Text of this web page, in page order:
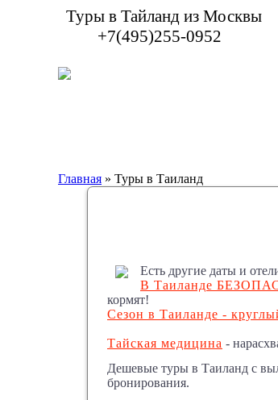
Туры в Тайланд из Москвы
+7(495)255-0952
Главная » Туры в Таиланд
Есть другие даты и
В Таиланде
кормят!
Сезон в Таиланде -
Тайская медицина -
Дешевые туры в Таиланд с
бронирования.